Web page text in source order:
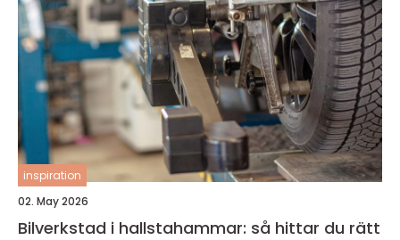
inspiration
02. May 2026
Bilverkstad i hallstahammar: så hittar du rätt